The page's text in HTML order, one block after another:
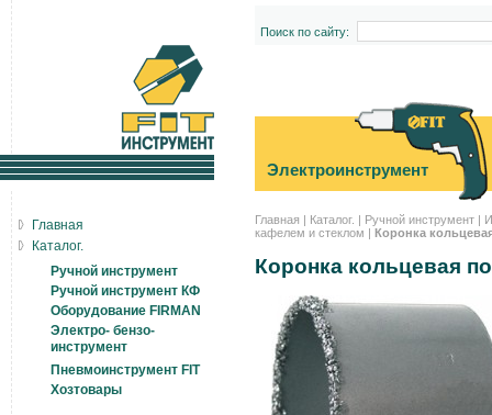
Поиск по сайту:
Электроинструмент
Главная | Каталог. | Ручной инструмент |
кафелем и стеклом | Коронка
Коронка кольцевая
Главная
Каталог.
Ручной инструмент
Ручной инструмент КФ
Оборудование FIRMAN
Электро- бензо-
инструмент
Пневмоинструмент FIT
Хозтовары